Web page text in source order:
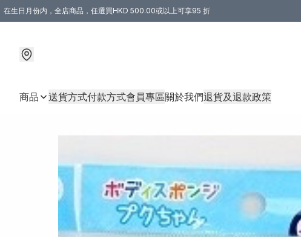
在生日月份内，全店商品，任選買HKD 500.00或以上可享95 折
商品 送貨方式付款方式會員專區關於我們退貨及退款政策